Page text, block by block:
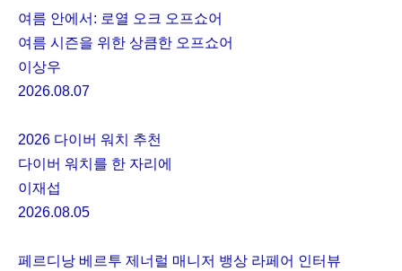
여름 안에서: 로열 오크 오프쇼어
여름 시즌을 위한 상큼한 오프쇼어
이상우
2026.08.07
2026 다이버 워치 추천
다이버 워치를 한 자리에
이재섭
2026.08.05
페르디낭 베르투 제너럴 매니저 뱅상 라페어 인터뷰